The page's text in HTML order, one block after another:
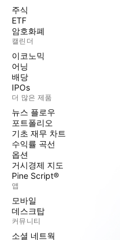
주식
ETF
암호화폐
캘린더
이코노믹
어닝
배당
IPOs
더 많은 제품
뉴스 플로우
포트폴리오
기초 재무 차트
수익률 곡선
옵션
거시경제 지도
Pine Script®
앱
모바일
데스크탑
커뮤니티
소셜 네트웍